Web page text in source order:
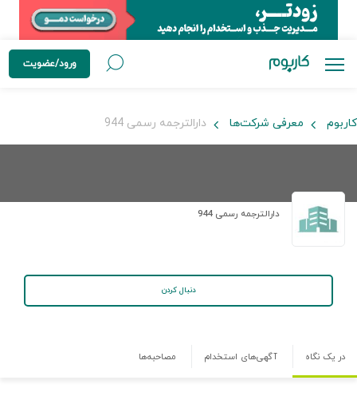
ورود/عضویت
کاربوم معرفی شرکت‌ها دارالترجمه رسمی 944
دارالترجمه رسمی 944
دنبال کردن
در یک نگاه آگهی‌های استخدام مصاحبه‌ها